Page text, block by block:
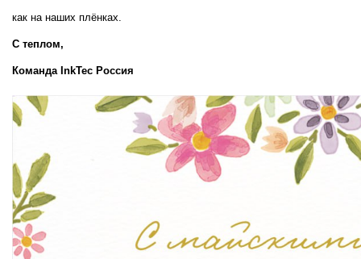
как на наших плёнках.
С теплом,
Команда InkTec Россия